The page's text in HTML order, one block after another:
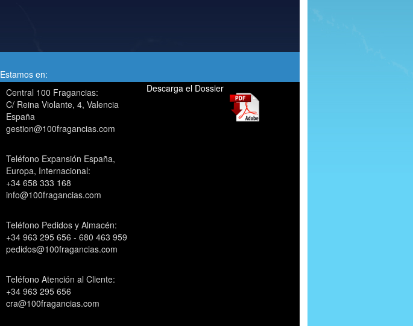
Estamos en:
Central 100 Fragancias:
C/ Reina Violante, 4, Valencia
España
gestion@100fragancias.com
Teléfono Expansión España,
Europa, Internacional:
+34 658 333 168
info@100fragancias.com
Teléfono Pedidos y Almacén:
+34 963 295 656 - 680 463 959
pedidos@100fragancias.com
Teléfono Atención al Cliente:
+34 963 295 656
cra@100fragancias.com
Descarga el Dossier